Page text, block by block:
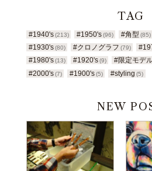
TAG
#1940's (213) #1950's(96) #角型 (85)
#1930's (80) #クロノグラフ (79)
#1980's (13) #1920's(9) #限定モデ
#2000's (7) #1900's(5) #styling (5)
NEW